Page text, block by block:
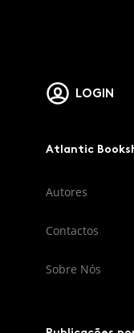
LOGIN
Atlantic
Autores
Contactos
Sobre Nós